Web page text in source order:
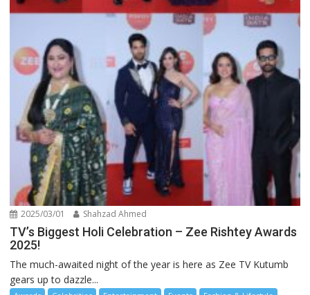
2025/03/01 Shahzad Ahmed
TV’s Biggest Holi Celebration – Zee Rishtey Awards
2025!
The much-awaited night of the year is here as Zee TV Kutumb
gears up to dazzle...